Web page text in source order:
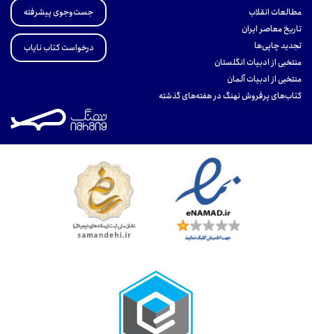
مطالعات انقلاب
تاریخ معاصر ایران
تجدید چاپی‌ها
منتخبی از ادبیات انگلستان
منتخبی از ادبیات آلمان
کتاب‌های پرفروش نهنگ در هفته‌های گذشته
جست‌وجوی پیشرفته
درخواست کتاب نایاب